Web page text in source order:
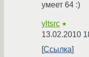
умеет 64 :)
yltsrc ★
13.02.2010
Ссылка